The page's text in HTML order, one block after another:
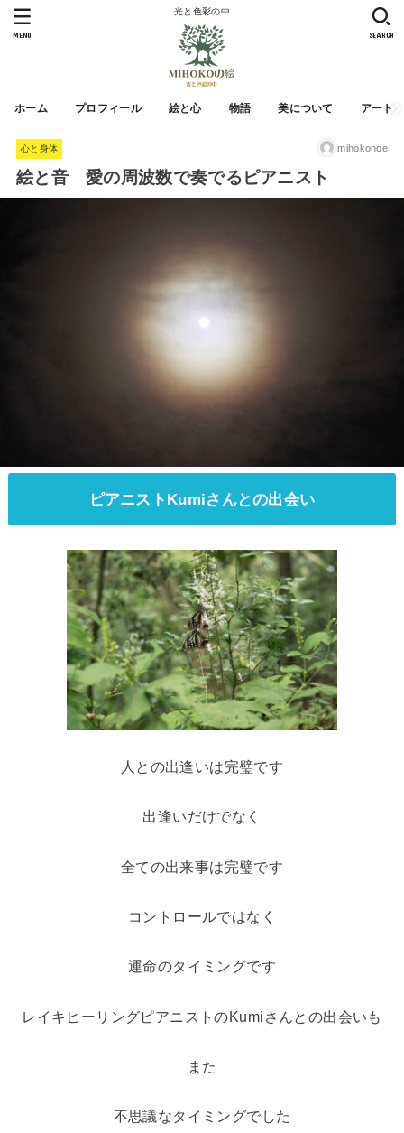
光と色彩の中
ホーム プロフィール 絵と心 物語 美について アート
SEARCH
MENU
心と身体 mihokonoe
絵と音 愛の周波数で奏でるピアニスト
ピアニストKumiさんとの出会い
人との出逢いは完璧です
出逢いだけでなく
全ての出来事は完璧です
コントロールではなく
運命のタイミングです
レイキヒーリングピアニストのKumiさんとの出会いも
また
不思議なタイミングでした